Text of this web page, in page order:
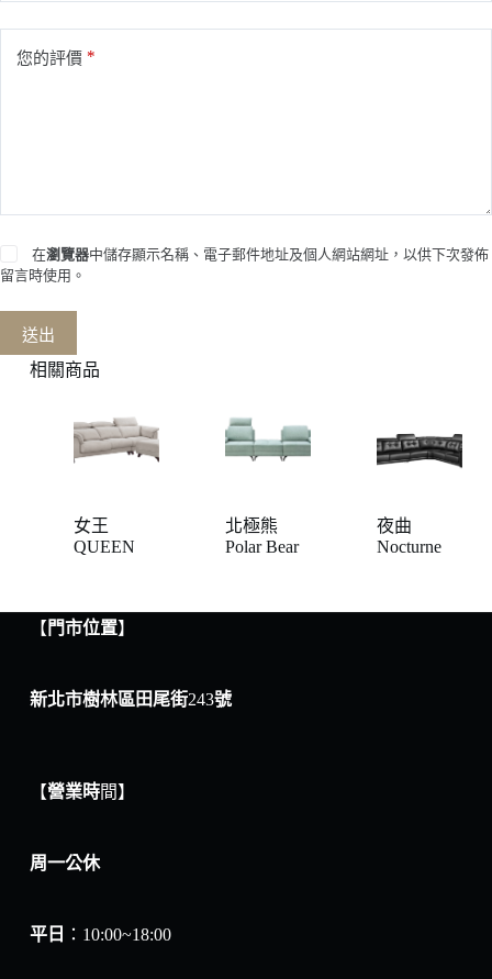
您的評價 *
在瀏覽器中儲存顯示名稱、電子郵件地址及個人網站網址，以供下次發佈
留言時使用。
送出
相關商品
女王
QUEEN
北極熊
Polar Bear
夜曲
Nocturne
【 門市位置】
新北市樹林區田尾街243號
【營業時間】
周一公休
平日 ：10:00~18:00